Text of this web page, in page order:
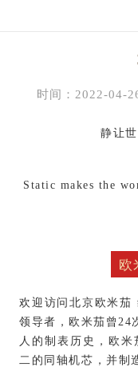
时间：2022-04-
静让
Static makes the
欧
欢迎访问北京欧米茄
领导者，欧米茄曾24
人的制表历史，欧
二的同轴机芯，并制